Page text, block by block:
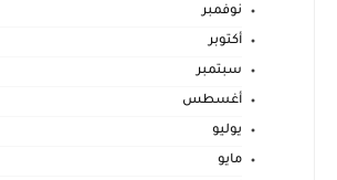
نوفمبر
أكتوبر
سبتمبر
أغسطس
يوليو
مايو